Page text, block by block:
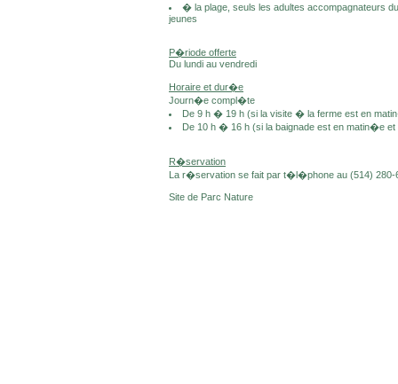
� la plage, seuls les adultes accompagnateurs
jeunes
P�riode offerte
Du lundi au vendredi
Horaire et dur�e
Journ�e compl�te
De 9 h � 19 h (si la visite � la ferme est en
De 10 h � 16 h (si la baignade est en matin�e
R�servation
La r�servation se fait par t�l�phone au (514) 280-
Site de Parc Nature